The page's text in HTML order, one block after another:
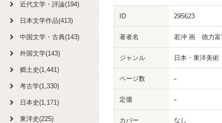
近代文学・評論(194)
日本文学作品(413)
中国文学・古典(143)
外国文学(143)
郷土史(1,441)
考古学(1,330)
日本史(1,171)
東洋史(225)
ID 295623
著者名 若冲 画 徳力
ジャンル 日本・東洋美術
ページ数
定価
カバー なし